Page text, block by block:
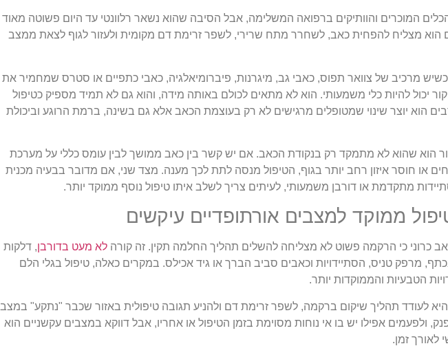
המוכרים והוותיקים ברפואה המשלימה, אבל הסיבה שהוא נשאר רלוונטי עד היום פשוטה מאוד
הוא מצליח להפחית כאב, לשחרר מתח שרירי, לשפר זרימת דם מקומית ולעזור לגוף לצאת ממצב
כשיש מרכיב של צוואר תפוס, כאבי גב, מיגרנות, פיברומיאלגיה, כאבי כתפיים או סטרס שמחמיר את
יכול להיות כלי משמעותי. הוא לא מתאים לכולם באותה מידה, והוא גם לא תמיד מספיק כטיפול
הוא יוצר שינוי שמטופלים מרגישים לא רק בעוצמת הכאב אלא גם בשינה, ברמת הרוגע וביכולת
הוא שהוא לא מתמקד רק בנקודת הכאב. אם יש קשר בין כאב ממושך לבין עומס כללי על מערכת
או חוסר איזון רחב יותר בגוף, הטיפול מנסה לתת לכך מענה. מצד שני, אם מדובר בבעיה מכנית
מתקדמת או דורבן משמעותי, לעיתים צריך לשלב איתו טיפול נוסף ממוקד יותר.
ממוקד למצבים אורתופדיים עיקשים
כרוני כי הרקמה פשוט לא מצליחה להשלים תהליך החלמה תקין. זה קורה לא מעט בדורבן, דלקות
מרפק טניס, הסתיידויות וכאבים סביב הברך או גיד אכילס. במקרים כאלה, טיפול בגלי הלם
הטבעיות והממוקדות יותר.
לעודד תהליך שיקום ברקמה, לשפר זרימת דם ולהניע תגובה טיפולית באזור שכבר "נתקע" במצב
ולפעמים אפילו יש בו אי נוחות מסוימת בזמן הטיפול או אחריו, אבל דווקא במצבים עקשניים הוא
לאורך זמן.